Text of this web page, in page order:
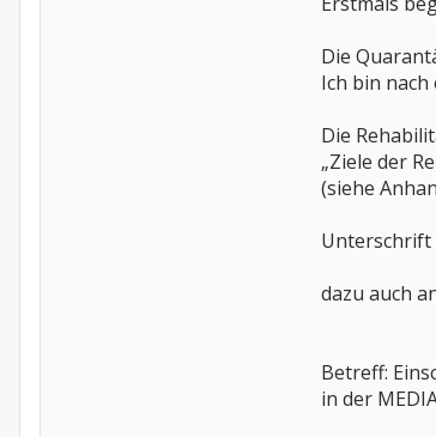
Die
Ich bin nach
Die
„Ziele der
(siehe
Unterschrift
dazu auch
Betreff:
in der